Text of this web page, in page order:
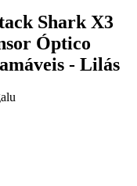
Shark X3
Óptico
- Lilás